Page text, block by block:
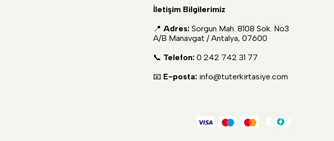
İletişim Bilgilerimiz
📍 Adres: Sorgun Mah. 8108 Sok. No3
A/B Manavgat / Antalya, 07600
📞 Telefon: 0 242 742 31 77
📧 E-posta: info@tuterkirtasiye.com